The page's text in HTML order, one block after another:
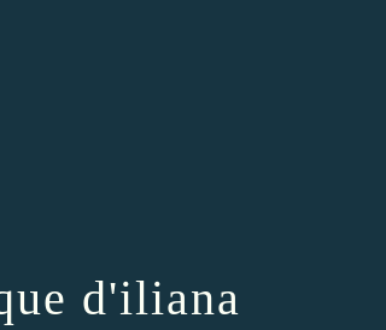
d'iliana